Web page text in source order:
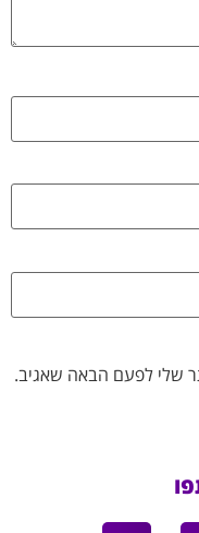
שלי לפעם הבאה שאגיב.